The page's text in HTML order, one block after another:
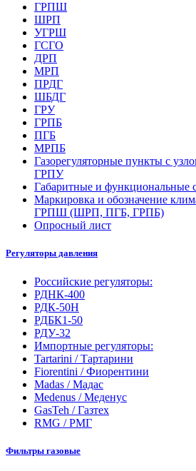
ГРПШ
ШРП
УГРШ
ГСГО
ДРП
МРП
ПРДГ
ШБДГ
ГРУ
ГРПБ
ПГБ
МРПБ
Газорегуляторные пункты с
ГРПУ
Габаритные и функциональные
Маркировка и обозначение
ГРПШ (ШРП, ПГБ, ГРПБ)
Опросный лист
Регуляторы давления
Российские регуляторы:
РДНК-400
РДК-50Н
РДБК1-50
РДУ-32
Импортные регуляторы:
Tartarini / Тартарини
Fiorentini / Фиорентини
Madas / Мадас
Medenus / Меденус
GasTeh / Газтех
RMG / РМГ
Фильтры газовые